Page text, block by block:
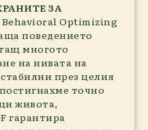
ЗА
Behavioral Optimizing
поведението
многото
на нивата на
през целия
постигнахме точно
живота,
гарантира